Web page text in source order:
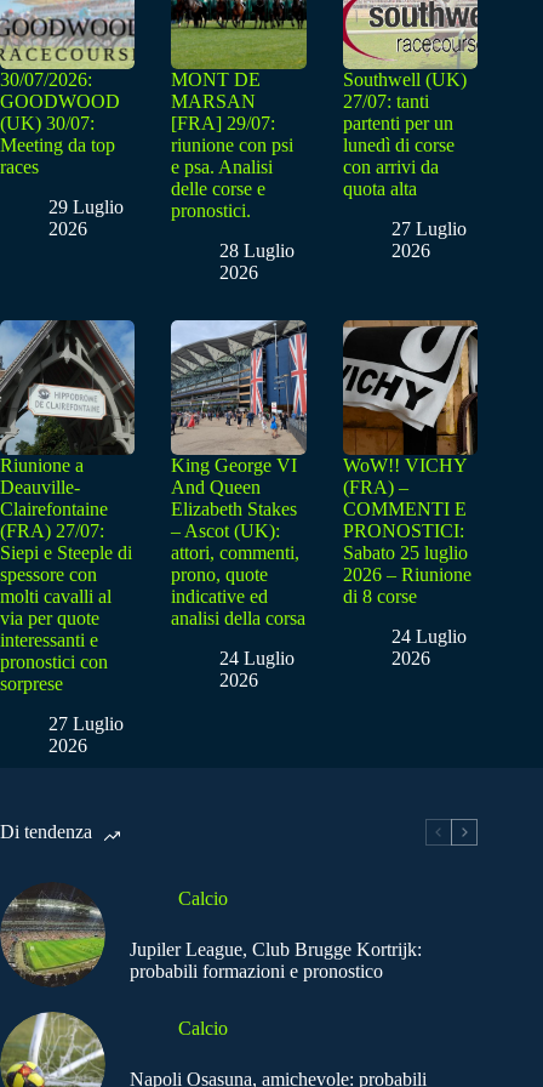
30/07/2026:
GOODWOOD
(UK) 30/07:
Meeting da top
races
29 Luglio
2026
MONT DE
MARSAN
[FRA] 29/07:
riunione con psi
e psa. Analisi
delle corse e
pronostici.
28 Luglio
2026
Southwell (UK)
27/07: tanti
partenti per un
lunedì di corse
con arrivi da
quota alta
27 Luglio
2026
Riunione a
Deauville-
Clairefontaine
(FRA) 27/07:
Siepi e Steeple di
spessore con
molti cavalli al
via per quote
interessanti e
pronostici con
sorprese
27 Luglio
2026
King George VI
And Queen
Elizabeth Stakes
– Ascot (UK):
attori, commenti,
prono, quote
indicative ed
analisi della corsa
24 Luglio
2026
WoW!! VICHY
(FRA) –
COMMENTI E
PRONOSTICI:
Sabato 25 luglio
2026 – Riunione
di 8 corse
24 Luglio
2026
Di tendenza
Calcio
Jupiler League, Club Brugge Kortrijk:
probabili formazioni e pronostico
Calcio
Napoli Osasuna, amichevole: probabili